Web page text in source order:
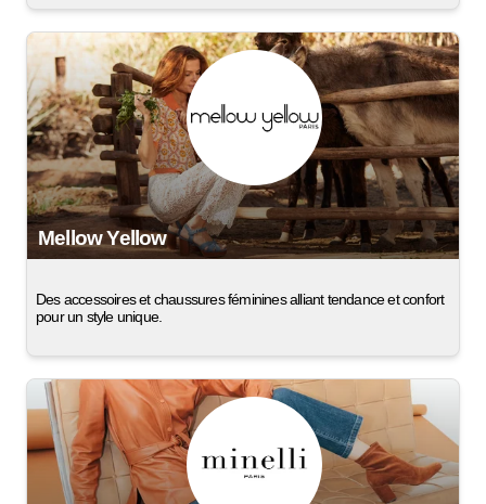
Mellow Yellow
Des accessoires et chaussures féminines alliant tendance et confort
pour un style unique.